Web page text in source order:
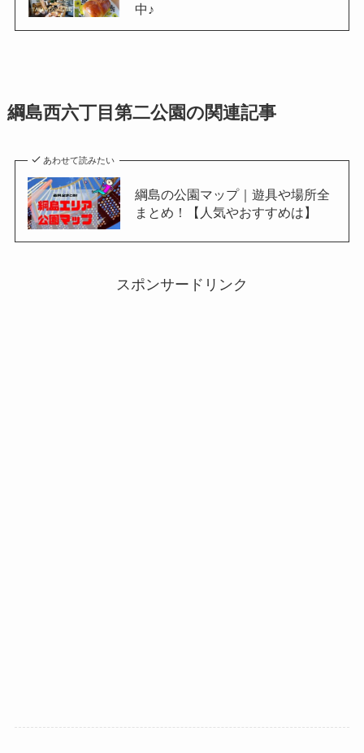
中♪
綱島西六丁目第二公園の関連記事
あわせて読みたい
綱島の公園マップ｜遊具や場所全
まとめ！【人気やおすすめは】
スポンサードリンク